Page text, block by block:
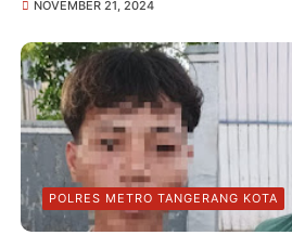
NOVEMBER 21, 2024
POLRES METRO TANGERANG KOTA